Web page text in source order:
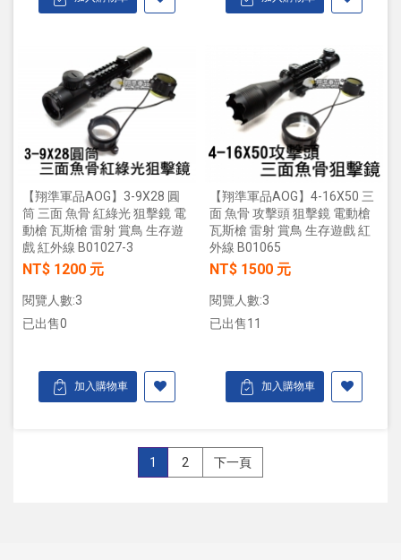
【翔準軍品AOG】3-9X28 圓
筒 三面 魚骨 紅綠光 狙擊鏡 電
動槍 瓦斯槍 雷射 賞鳥 生存遊
戲 紅外線 B01027-3
NT$ 1200 元
閱覽人數:3
已出售0
加入購物車
【翔準軍品AOG】4-16X50 三
面 魚骨 攻擊頭 狙擊鏡 電動槍
瓦斯槍 雷射 賞鳥 生存遊戲 紅
外線 B01065
NT$ 1500 元
閱覽人數:3
已出售11
加入購物車
1 2 下一頁